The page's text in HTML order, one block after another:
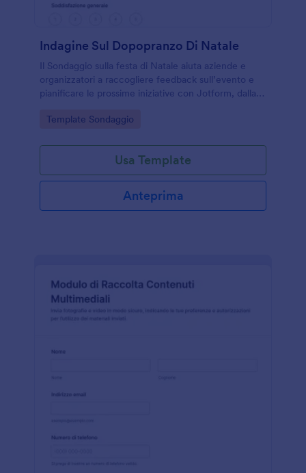
Indagine Sul Dopopranzo Di Natale
Il Sondaggio sulla festa di Natale aiuta aziende e
organizzatori a raccogliere feedback sull’evento e
pianificare le prossime iniziative con Jotform, dalla
Go to Category:
Template Sondaggio
Usa Template
Anteprima